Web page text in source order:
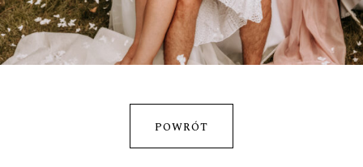
DWOREK BIAŁOPRĄDNICKI
POWRÓT